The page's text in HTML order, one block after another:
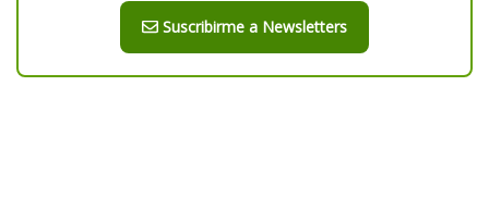
Suscribirme a Newsletters